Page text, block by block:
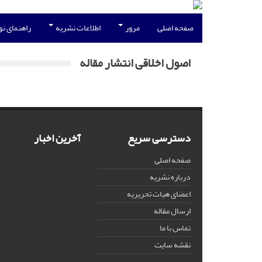
صفحه اصلی مرور اطلاعات نشریه راهنمای
اصول اخلاقی انتشار مقاله
دسترسی سریع
صفحه اصلی
درباره نشریه
اعضای هیات تحریریه
ارسال مقاله
تماس با ما
نقشه سایت
آخرین اخبار